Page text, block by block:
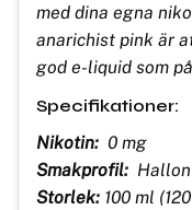
med dina egna
anarichist pink är
god e-liquid som
Specifikationer:
Nikotin: 0 mg
Smakprofil: Hallon
Storlek: 100 ml